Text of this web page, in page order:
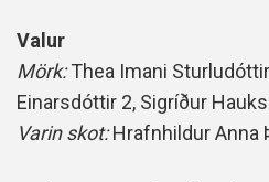
Valur
Mörk:Thea Imani
Einarsdóttir 2, Sigríður
Varin skot:Hrafnhildur Anna